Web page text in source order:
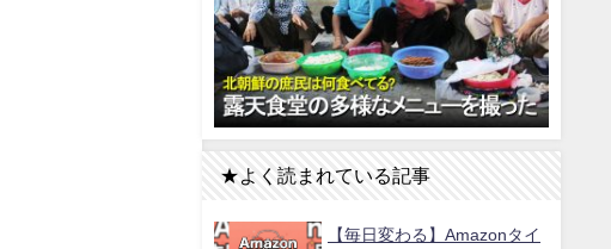
★よく読まれている記事
【毎日変わる】Amazonタイ